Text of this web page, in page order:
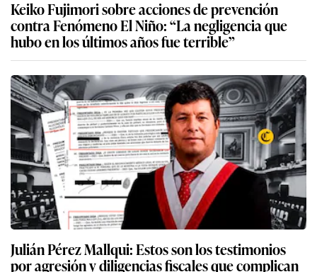
Keiko Fujimori sobre acciones de prevención
contra Fenómeno El Niño: “La negligencia que
hubo en los últimos años fue terrible”
Julián Pérez Mallqui: Estos son los testimonios
por agresión y diligencias fiscales que complican